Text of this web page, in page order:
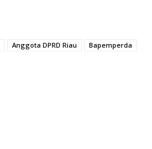
Anggota DPRD Riau
Bapemperda